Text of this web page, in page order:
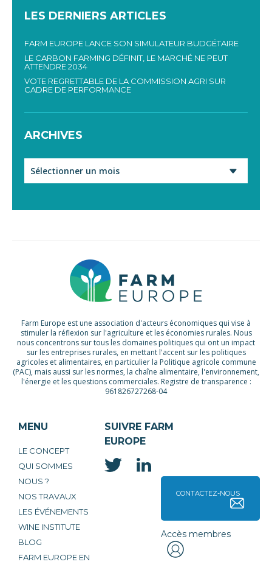
LES DERNIERS ARTICLES
FARM EUROPE LANCE SON SIMULATEUR BUDGÉTAIRE
LE CARBON FARMING DÉFINIT, LE MARCHÉ NE PEUT
ATTENDRE 2034
VOTE REGRETTABLE DE LA COMMISSION AGRI SUR
CADRE DE PERFORMANCE
ARCHIVES
Farm Europe est une association d'acteurs économiques qui vise à
stimuler la réflexion sur l'agriculture et les économies rurales. Nous
nous concentrons sur tous les domaines politiques qui ont un impact
sur les entreprises rurales, en mettant l'accent sur les politiques
agricoles et alimentaires, en particulier la Politique agricole commune
(PAC), mais aussi sur les normes, la chaîne alimentaire, l'environnement,
l'énergie et les questions commerciales. Registre de transparence :
961826727268-04
MENU
LE CONCEPT
QUI SOMMES
NOUS ?
NOS TRAVAUX
LES ÉVÉNEMENTS
WINE INSTITUTE
BLOG
FARM EUROPE EN
SUIVRE FARM
EUROPE
CONTACTEZ-NOUS
Accès membres